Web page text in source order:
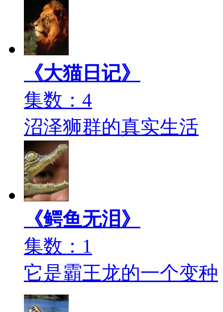
《大猫日记》
集数：4
沼泽狮群的真实生活
《鳄鱼无泪》
集数：1
它是霸王龙的一个变种